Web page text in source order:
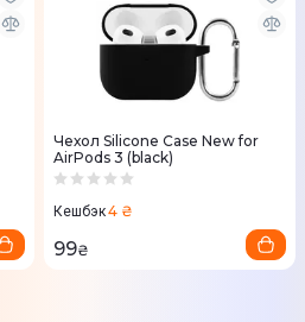
Чехол Silicone Case New for
AirPods 3 (black)
Кешбэк4 ₴
99₴